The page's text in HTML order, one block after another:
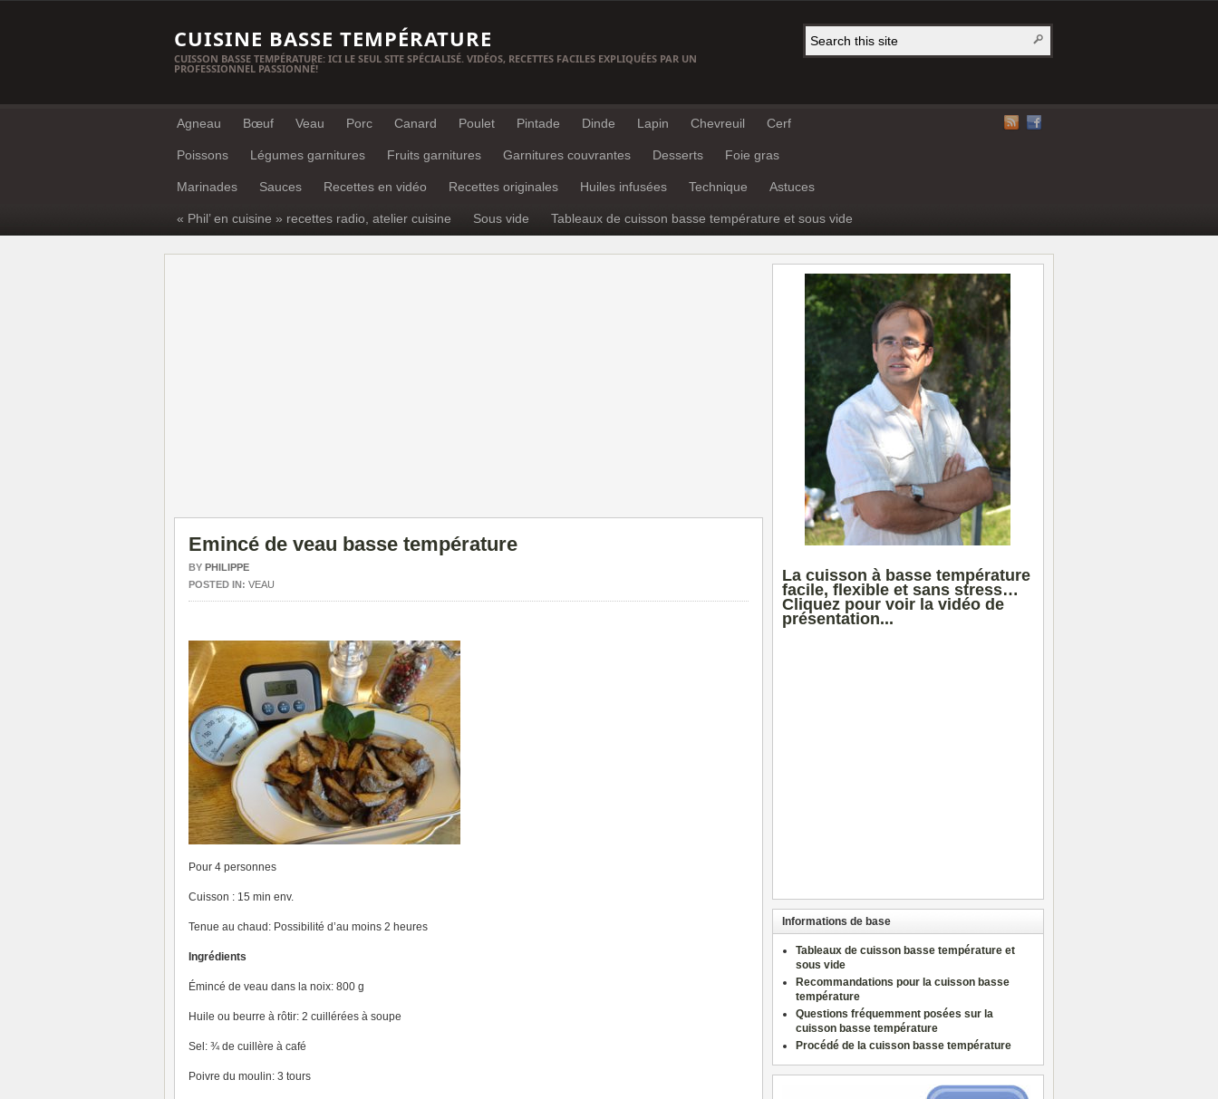
CUISINE BASSE TEMPÉRATURE
CUISSON BASSE TEMPÉRATURE: ICI LE SEUL SITE SPÉCIALISÉ. VIDÉOS, RECETTES FACILES EXPLIQUÉES PAR UN
PROFESSIONNEL PASSIONNÉ!
Agneau Bœuf Veau Porc Canard Poulet Pintade Dinde Lapin Chevreuil Cerf
Poissons Légumes garnitures Fruits garnitures Garnitures couvrantes Desserts Foie gras
Marinades Sauces Recettes en vidéo Recettes originales Huiles infusées Technique Astuces
« Phil’ en cuisine » recettes radio, atelier cuisine Sous vide Tableaux de cuisson basse température et sous vide
Emincé de veau basse température
BY PHILIPPE
POSTED IN: VEAU
Pour 4 personnes
Cuisson : 15 min env.
Tenue au chaud: Possibilité d’au moins 2 heures
Ingrédients
Émincé de veau dans la noix: 800 g
Huile ou beurre à rôtir: 2 cuillérées à soupe
Sel: ¾ de cuillère à café
Poivre du moulin: 3 tours
La cuisson à basse température
facile, flexible et sans stress…
Cliquez pour voir la vidéo de
présentation...
Informations de base
Tableaux de cuisson basse température et
sous vide
Recommandations pour la cuisson basse
température
Questions fréquemment posées sur la
cuisson basse température
Procédé de la cuisson basse température